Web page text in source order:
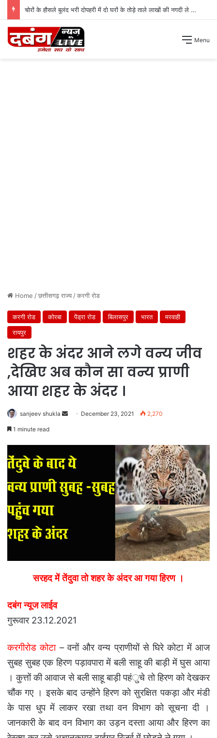
चोरों के हौसले बुलंद भरी दोपहरी में दो घरों के तोड़े ताले लाखों की नगदी ले भागे ।
Menu
Home /छत्तीसगढ़ राज्य/करगी रोड
करगी रोड कोरबा पेंड्रा रोड बिलासपुर भारत
मरवाही
रायपुर
शहर के अंदर आने लगे वन्य जीव
,देखिए अब कौन सा वन्य प्राणी
आया शहर के अंदर ।
sanjeev shukla
Send December 23, 2021 2,270
1 minute read
सरहद में तेंदुवा तो शहर के अंदर आ गया हिरण ।
दबंग न्यूज लाईव
गुरूवार 23.12.2021
करगीरोड कोटा– वनों और वन्य प्राणीयों से घिरे कोटा में आज
सुबह सुबह एक हिरण पड़ावपारा में बली साहू की बाड़ी में घुस आया
। कुत्तों की आवाज से बली साहू बाड़ी पहंुचे तो हिरण को देखकर
चौंक गए । इसके बाद उन्होंने हिरण को सुरक्षित पकड़ा और मंडी
के पास धुप में लाकर रखा तथा वन विभाग को सूचना दी ।
जानकारी के बाद वन विभाग का उड़न दस्ता आया और हिरण का